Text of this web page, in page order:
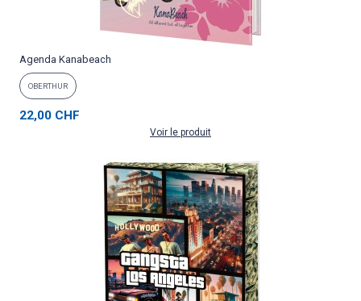
Agenda Kanabeach
OBERTHUR
22,00 CHF
Voir le produit